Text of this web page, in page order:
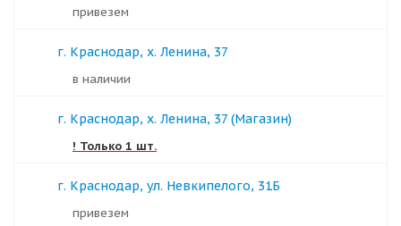
Привезем
г. Краснодар, х. Ленина, 37
в наличии
г. Краснодар, х. Ленина, 37 (Магазин)
! Только 1 шт.
г. Краснодар, ул. Невкипелого, 31Б
Привезем